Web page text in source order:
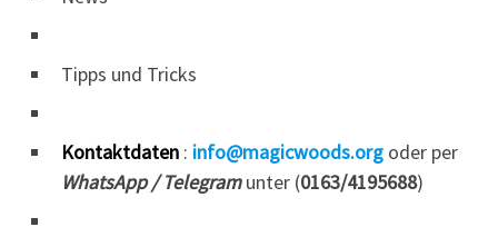
Tipps und Tricks
Kontaktdaten : info@magicwoods.org oder per
WhatsApp / Telegramunter (0163/4195688)